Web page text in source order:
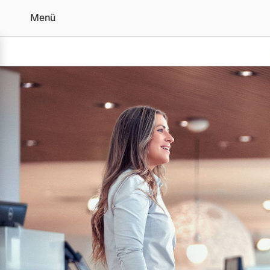
Leasing- und
Menü
6 Modelle
Plug-in Hybrid
3 Modelle